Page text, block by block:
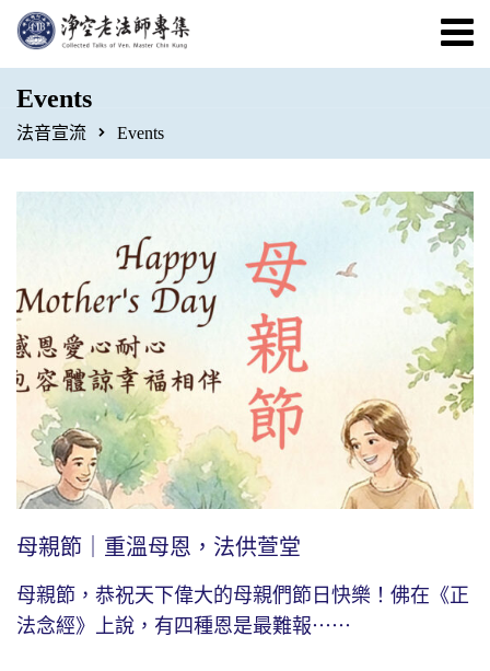
Events
法音宣流 Events
母親節｜重溫母恩，法供萱堂
母親節，恭祝天下偉大的母親們節日快樂！佛在《正
法念經》上說，有四種恩是最難報⋯⋯